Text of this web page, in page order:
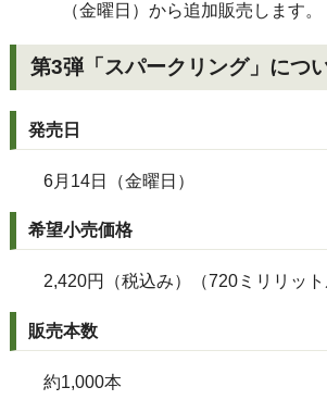
（金曜日）から追加販売します。
第3弾「スパークリング」につ
発売日
6月14日（金曜日）
希望小売価格
2,420円（税込み）（720 ミリリット
販売本数
約1,000本